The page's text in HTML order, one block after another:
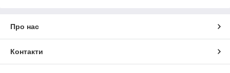
Про нас
Контакти